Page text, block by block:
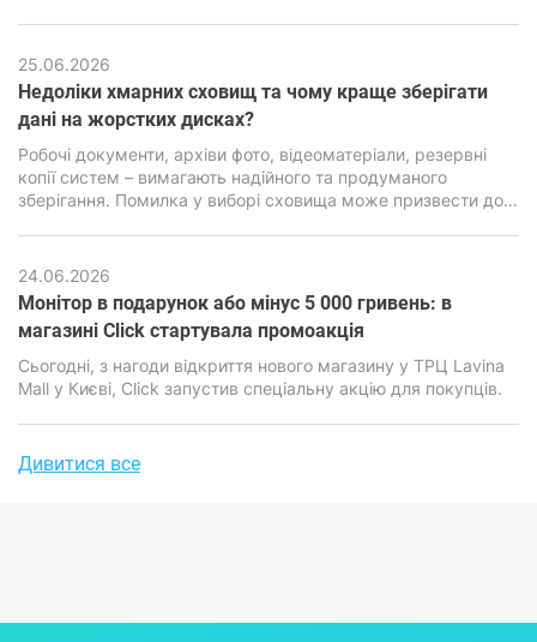
25.06.2026
Недоліки хмарних сховищ та чому краще зберігати
дані на жорстких дисках?
Робочі документи, архіви фото, відеоматеріали, резервні
копії систем – вимагають надійного та продуманого
зберігання. Помилка у виборі сховища може призвести до
сервісами та локальними накопичувачами стоїть особливо
гостро.
24.06.2026
Монітор в подарунок або мінус 5 000 гривень: в
магазині Click стартувала промоакція
​​​​​​​Сьогодні, з нагоди відкриття нового магазину у ТРЦ Lavina
Mall у Києві, Click запустив спеціальну акцію для покупців.
Дивитися все